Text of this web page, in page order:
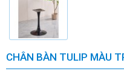
CHÂN BÀN TULIP MÀU